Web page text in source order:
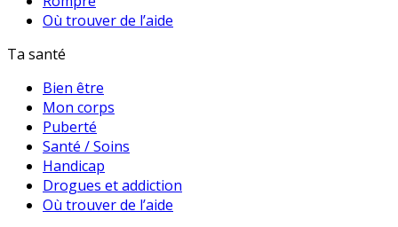
Où trouver de l’aide
Ta santé
Bien être
Mon corps
Puberté
Santé / Soins
Handicap
Drogues et addiction
Où trouver de l’aide